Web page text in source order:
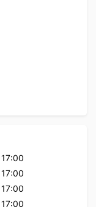
17:00
17:00
17:00
17:00